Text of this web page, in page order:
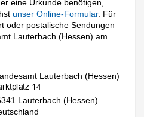
eine Urkunde benötigen,
unser Online-Formular. Für
oder postalische Sendungen
Lauterbach (Hessen) am
Lauterbach (Hessen)
Lauterbach (Hessen)